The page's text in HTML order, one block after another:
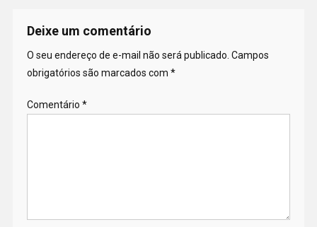
Deixe um comentário
O seu endereço de e-mail não será publicado. Campos
obrigatórios são marcados com *
Comentário *